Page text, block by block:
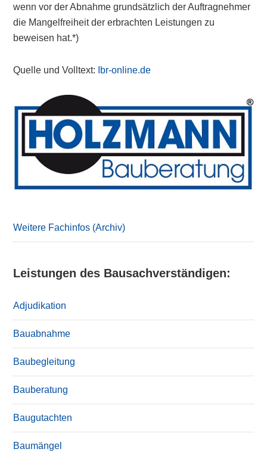
wenn vor der Abnahme grundsätzlich der Auftragnehmer
die Mangelfreiheit der erbrachten Leistungen zu
beweisen hat.*)
Quelle und Volltext: Ibr-online.de
Primary
Sidebar
Weitere Fachinfos (Archiv)
Leistungen des Bausachverständigen:
Adjudikation
Bauabnahme
Baubegleitung
Bauberatung
Baugutachten
Baumängel